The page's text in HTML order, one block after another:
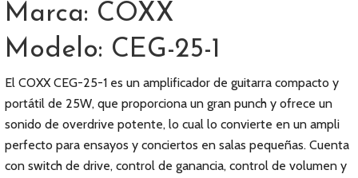
Marca: COXX
Modelo: CEG-25-1
El COXX CEG-25-1 es un amplificador de guitarra compacto y
portátil de 25W, que proporciona un gran punch y ofrece un
sonido de overdrive potente, lo cual lo convierte en un ampli
perfecto para ensayos y conciertos en salas pequeñas. Cuenta
con switch de drive, control de ganancia, control de volumen y